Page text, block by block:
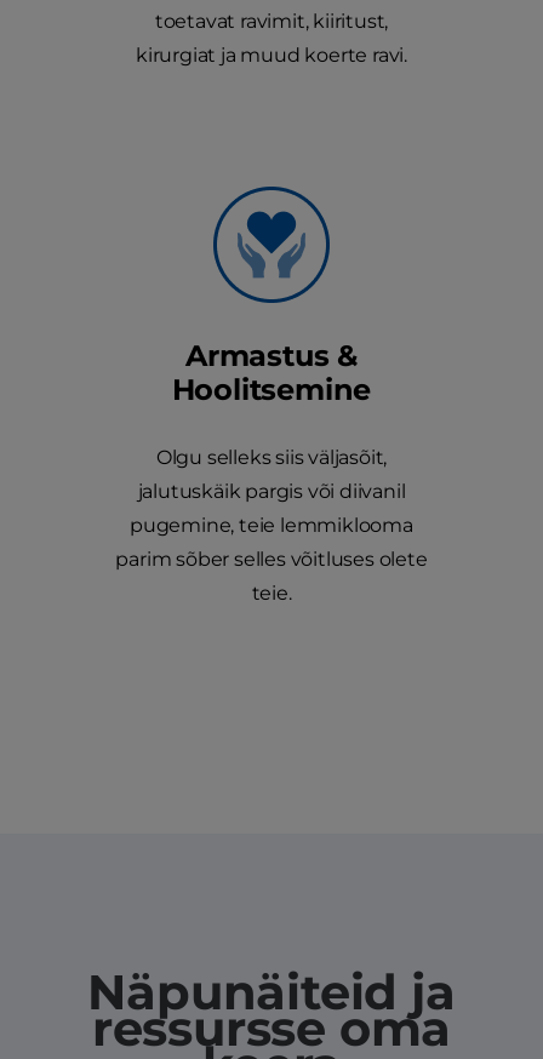
toetavat ravimit, kiiritust,
kirurgiat ja muud koerte ravi.
Armastus &
Hoolitsemine
Olgu selleks siis väljasõit,
jalutuskäik pargis või diivanil
pugemine, teie lemmiklooma
parim sõber selles võitluses olete
teie.
Näpunäiteid ja
ressursse oma